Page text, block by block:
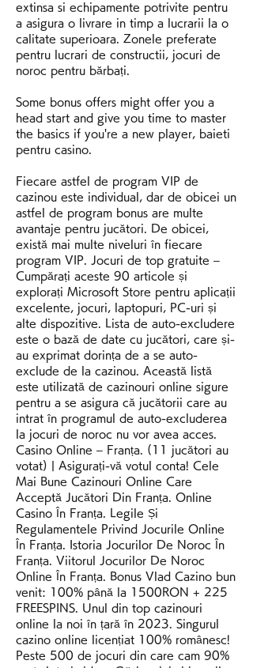
extinsa si echipamente potrivite pentru
a asigura o livrare in timp a lucrarii la o
calitate superioara. Zonele preferate
pentru lucrari de constructii, jocuri de
noroc pentru bărbați.
Some bonus offers might offer you a
head start and give you time to master
the basics if you're a new player, baieti
pentru casino.
Fiecare astfel de program VIP de
cazinou este individual, dar de obicei un
astfel de program bonus are multe
avantaje pentru jucători. De obicei,
există mai multe niveluri în fiecare
program VIP. Jocuri de top gratuite –
Cumpărați aceste 90 articole și
explorați Microsoft Store pentru aplicații
excelente, jocuri, laptopuri, PC-uri și
alte dispozitive. Lista de auto-excludere
este o bază de date cu jucători, care și-
au exprimat dorința de a se auto-
exclude de la cazinou. Această listă
este utilizată de cazinouri online sigure
pentru a se asigura că jucătorii care au
intrat în programul de auto-excluderea
la jocuri de noroc nu vor avea acces.
Casino Online – Franța. (11 jucători au
votat) | Asigurați-vă votul conta! Cele
Mai Bune Cazinouri Online Care
Acceptă Jucători Din Franța. Online
Casino În Franța. Legile Și
Regulamentele Privind Jocurile Online
În Franța. Istoria Jocurilor De Noroc În
Franța. Viitorul Jocurilor De Noroc
Online În Franța. Bonus Vlad Cazino bun
venit: 100% până la 1500RON + 225
FREESPINS. Unul din top cazinouri
online la noi în țară în 2023. Singurul
cazino online licențiat 100% românesc!
Peste 500 de jocuri din care cam 90%